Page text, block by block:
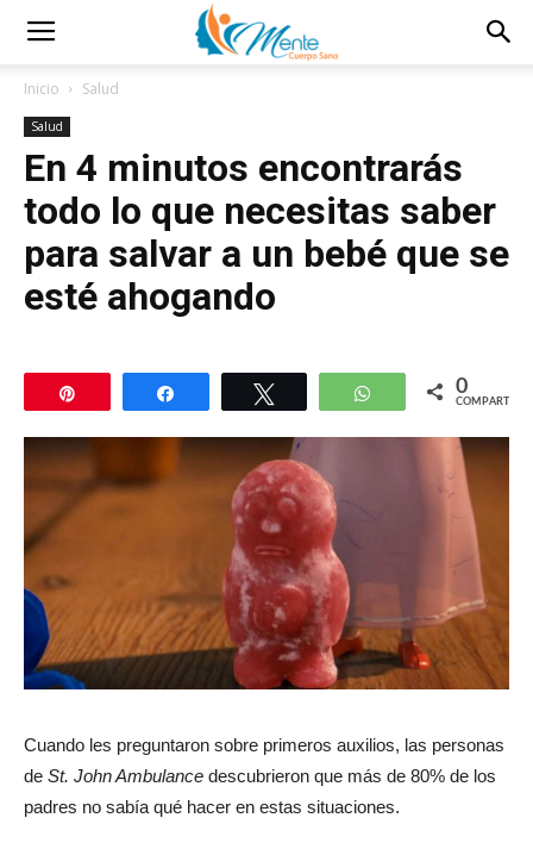
Inicio Salud
Salud
En 4 minutos encontrarás
todo lo que necesitas saber
para salvar a un bebé que se
esté ahogando
Compartir WhatsApp
0
COMPARTIR
Cuando les preguntaron sobre primeros auxilios, las personas
de St. John Ambulance descubrieron que más de 80% de los
padres no sabía qué hacer en estas situaciones.